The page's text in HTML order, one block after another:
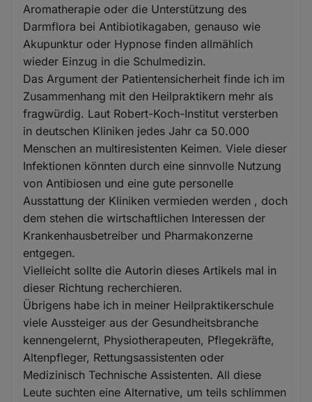
Aromatherapie oder die Unterstützung des
Darmflora bei Antibiotikagaben, genauso wie
Akupunktur oder Hypnose finden allmählich
wieder Einzug in die Schulmedizin.
Das Argument der Patientensicherheit finde ich im
Zusammenhang mit den Heilpraktikern mehr als
fragwürdig. Laut Robert-Koch-Institut versterben
in deutschen Kliniken jedes Jahr ca 50.000
Menschen an multiresistenten Keimen. Viele dieser
Infektionen könnten durch eine sinnvolle Nutzung
von Antibiosen und eine gute personelle
Ausstattung der Kliniken vermieden werden , doch
dem stehen die wirtschaftlichen Interessen der
Krankenhausbetreiber und Pharmakonzerne
entgegen.
Vielleicht sollte die Autorin dieses Artikels mal in
dieser Richtung recherchieren.
Übrigens habe ich in meiner Heilpraktikerschule
viele Aussteiger aus der Gesundheitsbranche
kennengelernt, Physiotherapeuten, Pflegekräfte,
Altenpfleger, Rettungsassistenten oder
Medizinisch Technische Assistenten. All diese
Leute suchten eine Alternative, um teils schlimmen